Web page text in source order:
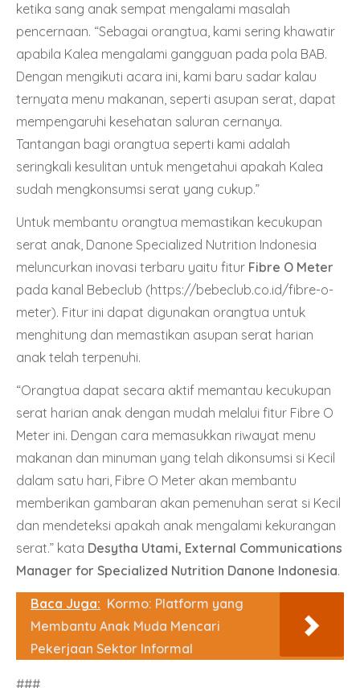
ketika sang anak sempat mengalami masalah
pencernaan. “Sebagai orangtua, kami sering khawatir
apabila Kalea mengalami gangguan pada pola BAB.
Dengan mengikuti acara ini, kami baru sadar kalau
ternyata menu makanan, seperti asupan serat, dapat
mempengaruhi kesehatan saluran cernanya.
Tantangan bagi orangtua seperti kami adalah
seringkali kesulitan untuk mengetahui apakah Kalea
sudah mengkonsumsi serat yang cukup.”
Untuk membantu orangtua memastikan kecukupan
serat anak, Danone Specialized Nutrition Indonesia
meluncurkan inovasi terbaru yaitu fitur Fibre O Meter
pada kanal Bebeclub (https://bebeclub.co.id/fibre-o-
meter). Fitur ini dapat digunakan orangtua untuk
menghitung dan memastikan asupan serat harian
anak telah terpenuhi.
“Orangtua dapat secara aktif memantau kecukupan
serat harian anak dengan mudah melalui fitur Fibre O
Meter ini. Dengan cara memasukkan riwayat menu
makanan dan minuman yang telah dikonsumsi si Kecil
dalam satu hari, Fibre O Meter akan membantu
memberikan gambaran akan pemenuhan serat si Kecil
dan mendeteksi apakah anak mengalami kekurangan
serat.” kata Desytha Utami, External Communications
Manager for Specialized Nutrition Danone Indonesia.
Baca Juga: Kormo: Platform yang
Membantu Anak Muda Mencari
Pekerjaan Sektor Informal
###